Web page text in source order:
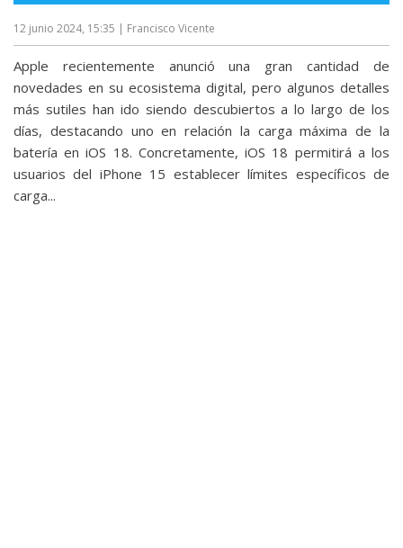
12 junio 2024, 15:35 | Francisco Vicente
Apple recientemente anunció una gran cantidad de
novedades en su ecosistema digital, pero algunos detalles
más sutiles han ido siendo descubiertos a lo largo de los
días, destacando uno en relación la carga máxima de la
batería en iOS 18. Concretamente, iOS 18 permitirá a los
usuarios del iPhone 15 establecer límites específicos de
carga...